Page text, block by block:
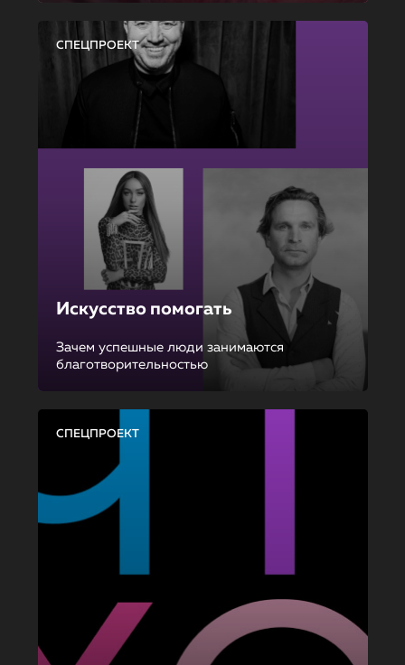
СПЕЦПРОЕКТ
Искусство помогать
Зачем успешные люди занимаются
благотворительностью
СПЕЦПРОЕКТ